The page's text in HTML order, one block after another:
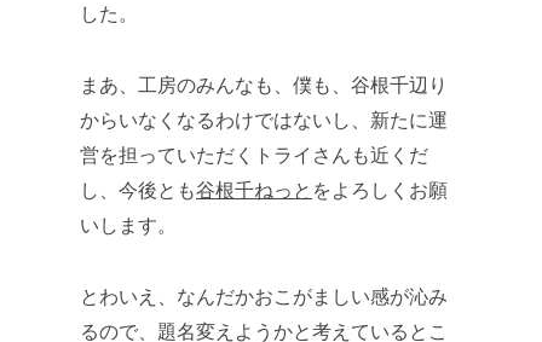
した。
まあ、工房のみんなも、僕も、谷根千辺り
からいなくなるわけではないし、新たに運
営を担っていただくトライさんも近くだ
し、今後とも谷根千ねっと をよろしくお願
いします。
とわいえ、なんだかおこがましい感が沁み
るので、題名変えようかと考えているとこ